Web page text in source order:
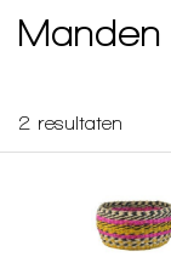
Manden
2 resultaten